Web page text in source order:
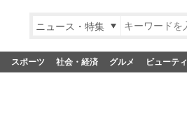
ニュース・特集
スポーツ 社会・経済 グルメ ビューティ